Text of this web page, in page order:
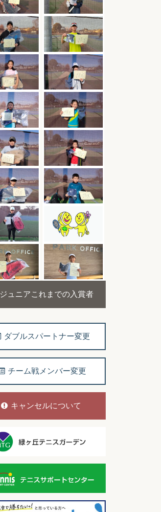
ジュニアこれまでの入賞者
ダブルスパートナー変更
チーム戦メンバー変更
キャンセルについて